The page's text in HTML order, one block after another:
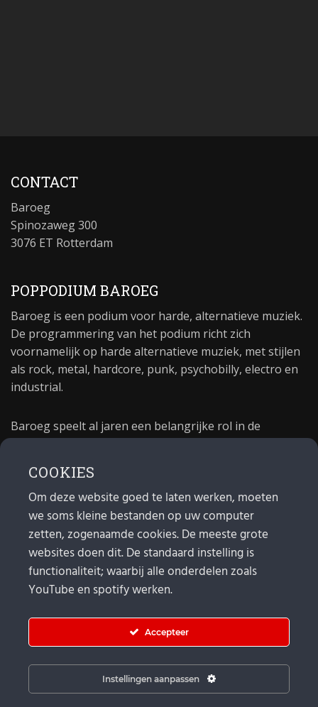
CONTACT
Baroeg
Spinozaweg 300
3076 ET Rotterdam
POPPODIUM BAROEG
Baroeg is een podium voor harde, alternatieve muziek.
De programmering van het podium richt zich
voornamelijk op harde alternatieve muziek, met stijlen
als rock, metal, hardcore, punk, psychobilly, electro en
industrial.
Baroeg speelt al jaren een belangrijke rol in de
poppodium 40 jaar.
MAIL
Algemeen: info@baroeg.nl
Bands & boeking: leon@baroeg.nl
Promotie & publiciteit: francis@baroeg.nl
COOKIES
Om deze website goed te laten werken, moeten
we soms kleine bestanden op uw computer
zetten, zogenaamde cookies. De meeste grote
websites doen dit. De standaard instelling is
functionaliteit; waarbij alle onderdelen zoals
YouTube en spotify werken.
Accepteer
Instellingen aanpassen